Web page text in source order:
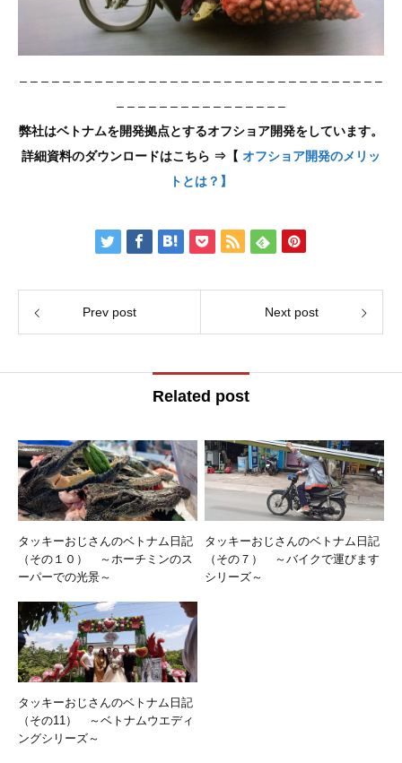
– – – – – – – – – – – – – – – – – – – – – – – – – – – – – – – – – –
– – – – – – – – – – – – – – – –
弊社はベトナムを開発拠点とするオフショア開発をしています。
詳細資料のダウンロードはこちら ⇒【 オフショア開発のメリッ
トとは？】
Prev post Next post
Related post
タッキーおじさんのベトナム日記
（その１０） ～ホーチミンのス
ーパーでの光景～
タッキーおじさんのベトナム日記
（その７） ～バイクで運びます
シリーズ～
タッキーおじさんのベトナム日記
（その11） ～ベトナムウエディ
ングシリーズ～